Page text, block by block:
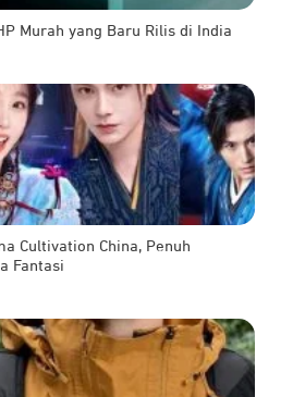
Murah yang Baru Rilis di India
Cultivation China, Penuh
Fantasi